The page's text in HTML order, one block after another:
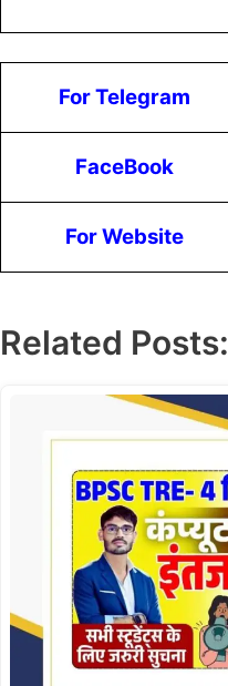
For Telegram
FaceBook
For Website
Related Posts: